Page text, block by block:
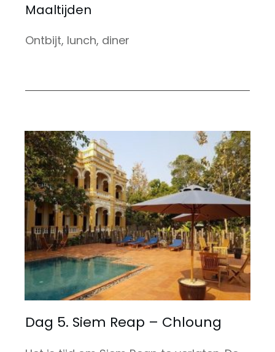
Maaltijden
Ontbijt, lunch, diner
Dag 5. Siem Reap – Chloung